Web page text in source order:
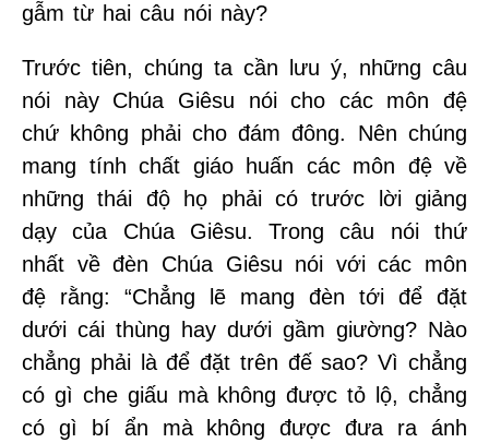
gẫm từ hai câu nói này?
Trước tiên, chúng ta cần lưu ý, những câu
nói này Chúa Giêsu nói cho các môn đệ
chứ không phải cho đám đông. Nên chúng
mang tính chất giáo huấn các môn đệ về
những thái độ họ phải có trước lời giảng
dạy của Chúa Giêsu. Trong câu nói thứ
nhất về đèn Chúa Giêsu nói với các môn
đệ rằng: “Chẳng lẽ mang đèn tới để đặt
dưới cái thùng hay dưới gầm giường? Nào
chẳng phải là để đặt trên đế sao? Vì chẳng
có gì che giấu mà không được tỏ lộ, chẳng
có gì bí ẩn mà không được đưa ra ánh